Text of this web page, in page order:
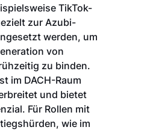
TikTok-
zur Azubi-
werden, um
von
zu binden.
im DACH-Raum
und bietet
Für Rollen mit
wie im